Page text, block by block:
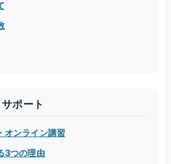
ポート
オンライン講習
3つの理由